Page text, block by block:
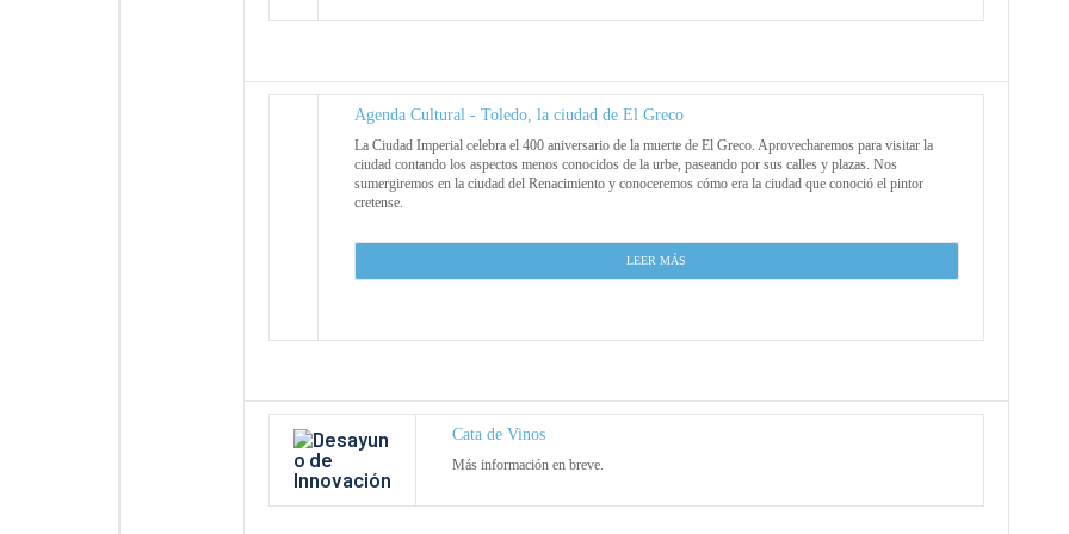
Agenda Cultural - Toledo, la ciudad de El Greco
La Ciudad Imperial celebra el 400 aniversario de la muerte de El Greco. Aprovecharemos para visitar la
ciudad contando los aspectos menos conocidos de la urbe, paseando por sus calles y plazas. Nos
sumergiremos en la ciudad del Renacimiento y conoceremos cómo era la ciudad que conoció el pintor
cretense.
LEER MÁS
Cata de Vinos
Más información en breve.